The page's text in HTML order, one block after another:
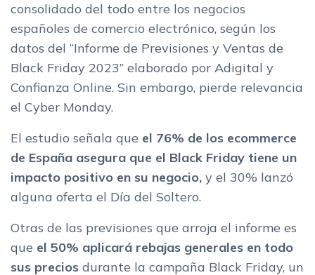
consolidado del todo entre los negocios
españoles de comercio electrónico, según los
datos del “Informe de Previsiones y Ventas de
Black Friday 2023” elaborado por Adigital y
Confianza Online. Sin embargo, pierde relevancia
el Cyber Monday.
El estudio señala que el 76% de los ecommerce
de España asegura que el Black Friday tiene un
impacto positivo en su negocio, y el 30% lanzó
alguna oferta el Día del Soltero.
Otras de las previsiones que arroja el informe es
que el 50% aplicará rebajas generales en todo
sus precios durante la campaña Black Friday, un